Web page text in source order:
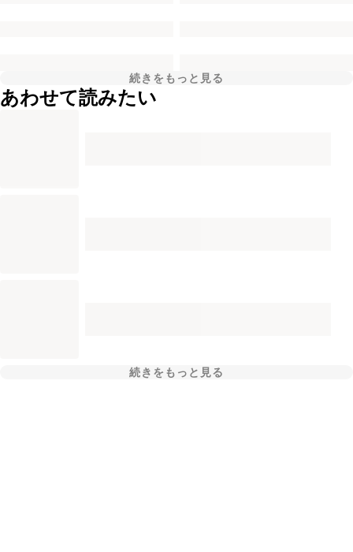
続きをもっと見る
あわせて読みたい
続きをもっと見る